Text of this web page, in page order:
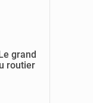
grand
routier